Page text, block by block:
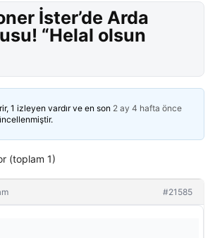
İster’de Arda
“Helal olsun
1 izleyen vardır ve en son 2 ay 4 hafta önce
(toplam 1)
#21585